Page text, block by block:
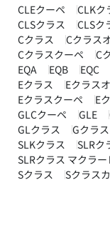
CLEクーペ
CLKク
CLSクラス
CLSク
Cクラス
Cクラス
Cクラスクーペ
C
EQA
EQB EQC
Eクラス
Eクラス
Eクラスクーペ
E
GLCクーペ
GLE
GLクラス
Gクラス
SLKクラス
SLRク
SLRクラス マクラ
Sクラス
Sクラス